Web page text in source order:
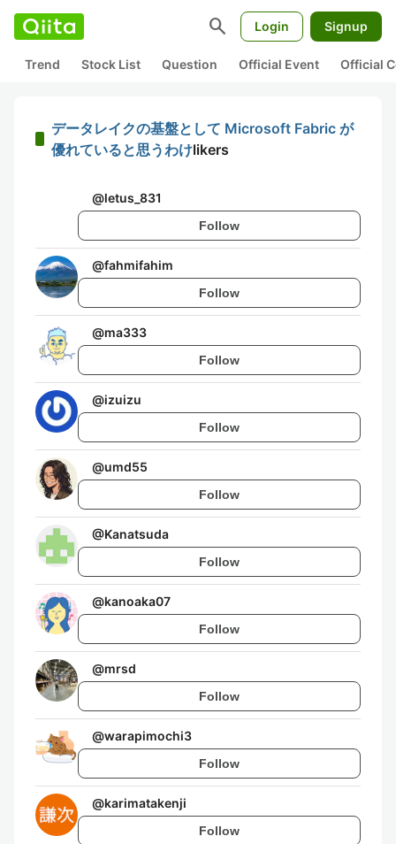
search Login Signup
Trend Stock List Question Official Event Official
データレイクの基盤として Microsoft Fabric が
優れていると思うわけlikers
@letus_831
Follow
@fahmifahim
Follow
@ma333
Follow
@izuizu
Follow
@umd55
Follow
@Kanatsuda
Follow
@kanoaka07
Follow
@mrsd
Follow
@warapimochi3
Follow
@karimatakenji
Follow